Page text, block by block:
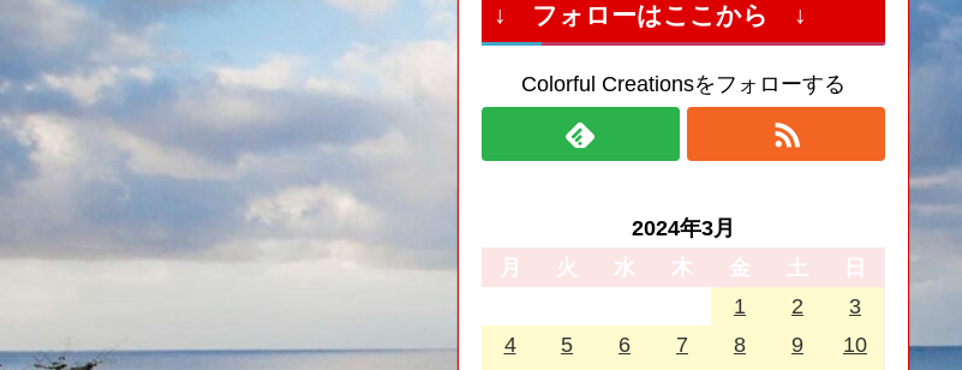
↓ フォローはここから ↓
Colorful Creationsをフォローする
2024年3月
月
火 水 木 金 土
日
1
2
3
4
5 6 7 8 9 10